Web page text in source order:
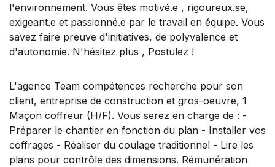
l'environnement. Vous êtes motivé.e , rigoureux.se,
exigeant.e et passionné.e par le travail en équipe. Vous
savez faire preuve d'initiatives, de polyvalence et
d'autonomie. N'hésitez plus , Postulez !
L'agence Team compétences recherche pour son
client, entreprise de construction et gros-oeuvre, 1
Maçon coffreur (H/F). Vous serez en charge de : -
Préparer le chantier en fonction du plan - Installer vos
coffrages - Réaliser du coulage traditionnel - Lire les
plans pour contrôle des dimensions. Rémunération